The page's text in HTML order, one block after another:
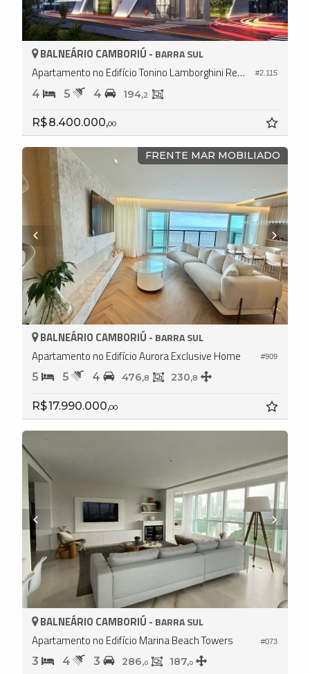
#2.115
BALNEÁRIO CAMBORIÚ - BARRA SUL
Apartamento no Edifício Tonino Lamborghini Residences
4 5 4 194,2
R$ 8.400.000,00
FRENTE MAR MOBILIADO
#909
BALNEÁRIO CAMBORIÚ - BARRA SUL
Apartamento no Edifício Aurora Exclusive Home
5 5 4 476,8 230,8
R$ 17.990.000,00
#073
BALNEÁRIO CAMBORIÚ - BARRA SUL
Apartamento no Edifício Marina Beach Towers
3 4 3 286,0 187,0